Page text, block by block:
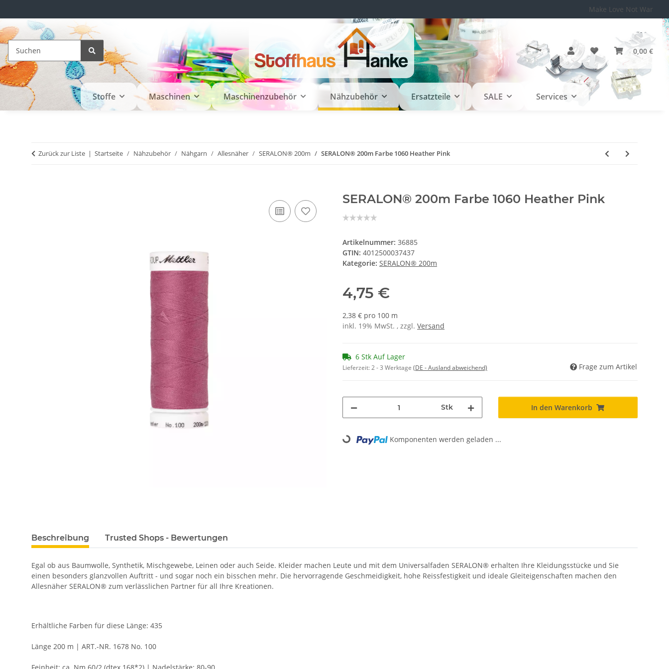
Make Love Not War
0,00 €
Stoffe Maschinen Maschinenzubehör Nähzubehör Ersatzteile SALE Services
Zurück zur Liste Startseite Nähzubehör Nähgarn Allesnäher SERALON® 200m SERALON® 200m Farbe 1060 Heather Pink
SERALON® 200m Farbe 1060 Heather Pink
Artikelnummer: 36885
GTIN: 4012500037437
Kategorie: SERALON® 200m
4,75 €
2,38 € pro 100 m
inkl. 19% MwSt. , zzgl. Versand
6 Stk Auf Lager
Lieferzeit:2 - 3 Werktage (DE - Ausland abweichend) Frage zum Artikel
Stk In den Warenkorb
Loading... Komponenten werden geladen ...
Beschreibung Trusted Shops - Bewertungen
Egal ob aus Baumwolle, Synthetik, Mischgewebe, Leinen oder auch Seide. Kleider machen Leute und mit dem Universalfaden SERALON® erhalten Ihre Kleidungsstücke und Sie
einen besonders glanzvollen Auftritt - und sogar noch ein bisschen mehr. Die hervorragende Geschmeidigkeit, hohe Reissfestigkeit und ideale Gleiteigenschaften machen den
Allesnäher SERALON® zum verlässlichen Partner für all Ihre Kreationen.
Erhältliche Farben für diese Länge: 435
Länge 200 m | ART.-NR. 1678 No. 100